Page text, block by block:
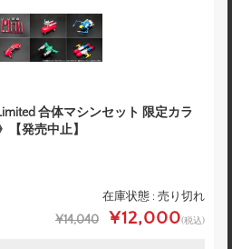
合体マシンセット 限定カラ
【発売中止】
在庫状態 : 売り切れ
¥14,040 ¥12,000(税込)